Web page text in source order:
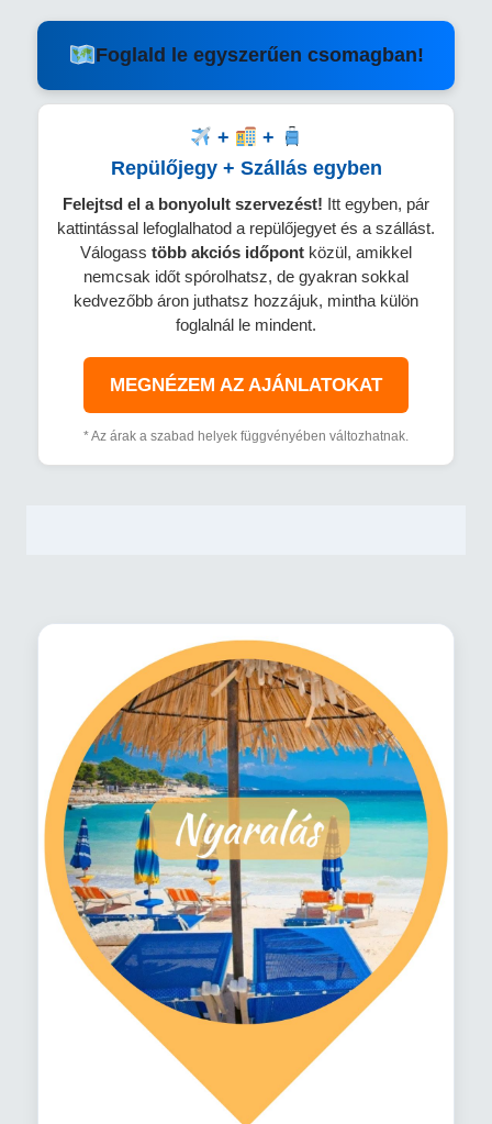
Foglald le egyszerűen csomagban!
+
+
Repülőjegy + Szállás egyben
Felejtsd el a bonyolult szervezést! Itt egyben, pár
kattintással lefoglalhatod a repülőjegyet és a szállást.
Válogass több akciós időpont közül, amikkel
nemcsak időt spórolhatsz, de gyakran sokkal
kedvezőbb áron juthatsz hozzájuk, mintha külön
foglalnál le mindent.
MEGNÉZEM AZ AJÁNLATOKAT
* Az árak a szabad helyek függvényében változhatnak.